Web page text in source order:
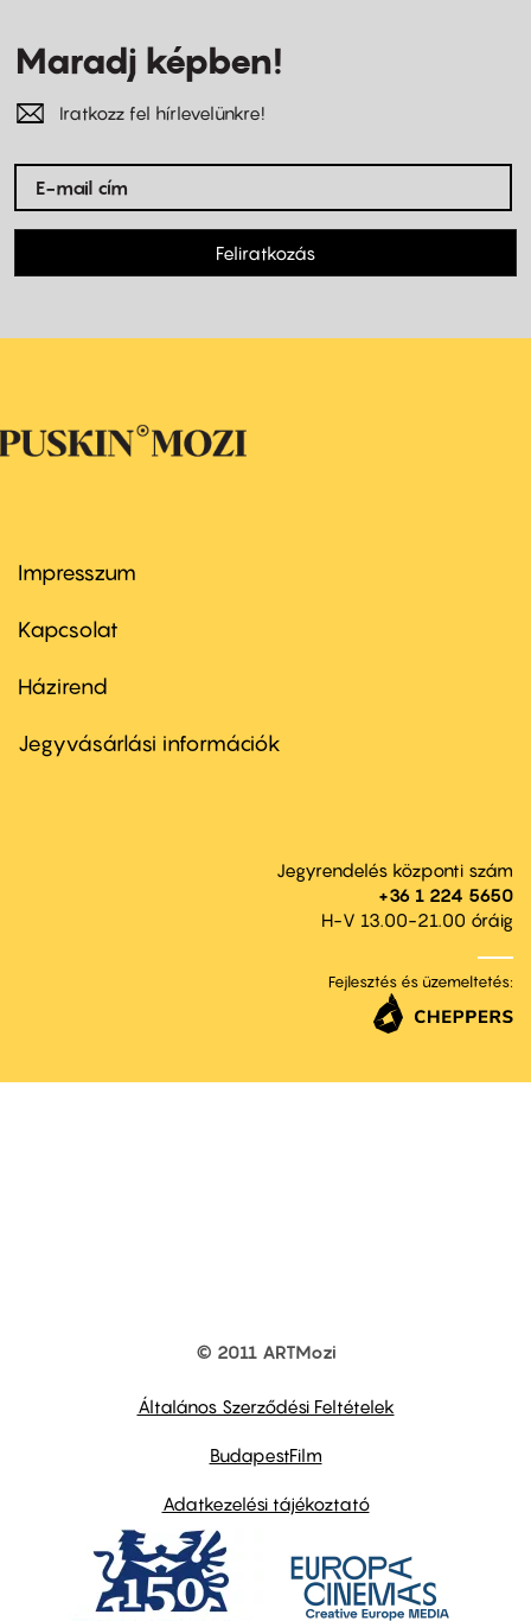
Maradj képben!
Iratkozz fel hírlevelünkre!
Feliratkozás
Footer
first
Impresszum
Kapcsolat
Footer
second
Házirend
Jegyvásárlási információk
Jegyrendelés központi szám
+36 1 224 5650
H-V 13.00-21.00 óráig
Fejlesztés és üzemeltetés:
© 2011 ARTMozi
Általános Szerződési Feltételek
BudapestFilm
Adatkezelési tájékoztató